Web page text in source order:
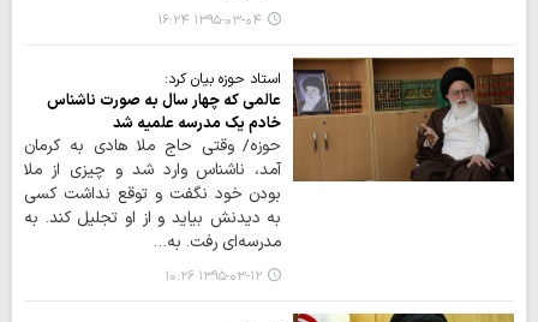
۱۳۹۵-۰۳-۰۴ ۱۶:۲۴
استاد حوزه بیان کرد:
عالمی که چهار سال به صورت ناشناس
خادم یک مدرسه علمیه شد
حوزه/ وقتی حاج ملا هادی به کرمان
آمد، ناشناس وارد شد و چیزی از ملا
بودن خود نگفت و توقع نداشت کسی
به دیدنش بیاید و از او تجلیل کند. به
مدرسه‌ای رفت. به…
۱۳۹۵-۰۳-۱۲ ۱۰:۲۶